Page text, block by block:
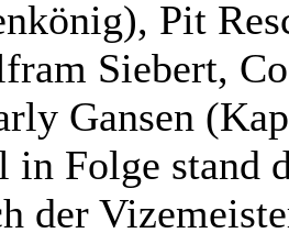
Pit
Siebert,
Gansen
in Folge stand
der